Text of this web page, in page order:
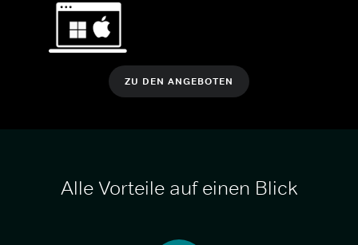
ZU DEN ANGEBOTEN
Alle Vorteile auf einen Blick